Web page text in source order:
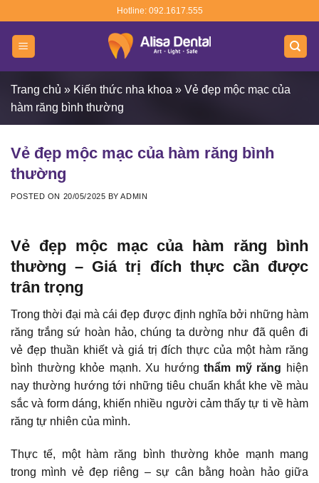
content
Hotline: 092.1617.555
Trang chủ » Kiến thức nha khoa » Vẻ đẹp mộc mạc của
hàm răng bình thường
Vẻ đẹp mộc mạc của hàm răng bình
thường
POSTED ON 20/05/2025 BYADMIN
Vẻ đẹp mộc mạc của hàm răng bình
thường – Giá trị đích thực cần được
trân trọng
Trong thời đại mà cái đẹp được định nghĩa bởi những hàm
răng trắng sứ hoàn hảo, chúng ta dường như đã quên đi
vẻ đẹp thuần khiết và giá trị đích thực của một hàm răng
bình thường khỏe mạnh. Xu hướngthẩm mỹ răng hiện
nay thường hướng tới những tiêu chuẩn khắt khe về màu
sắc và form dáng, khiến nhiều người cảm thấy tự ti về hàm
răng tự nhiên của mình.
Thực tế, một hàm răng bình thường khỏe mạnh mang
trong mình vẻ đẹp riêng – sự cân bằng hoàn hảo giữa